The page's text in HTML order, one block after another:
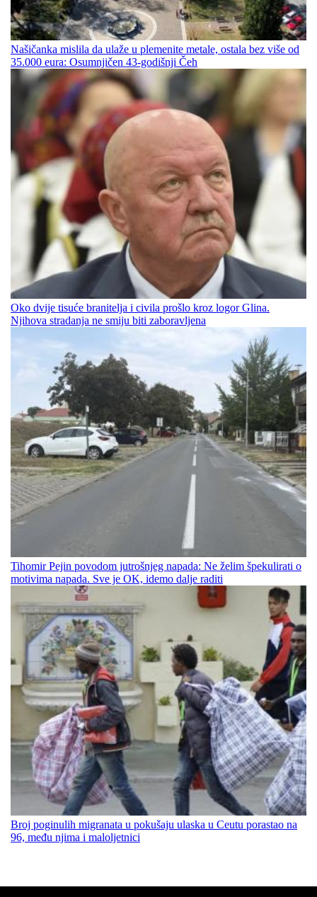
Našičanka mislila da ulaže u plemenite metale, ostala bez više od
35.000 eura: Osumnjičen 43-godišnji Čeh
Oko dvije tisuće branitelja i civila prošlo kroz logor Glina.
Njihova stradanja ne smiju biti zaboravljena
Tihomir Pejin povodom jutrošnjeg napada: Ne želim špekulirati o
motivima napada. Sve je OK, idemo dalje raditi
Broj poginulih migranata u pokušaju ulaska u Ceutu porastao na
96, među njima i maloljetnici